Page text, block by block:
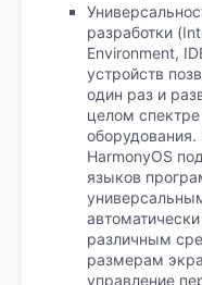
разработки
Environment,
устройств
один раз и
целом
оборудования.
HarmonyOS
языков
различным
размерам
управление